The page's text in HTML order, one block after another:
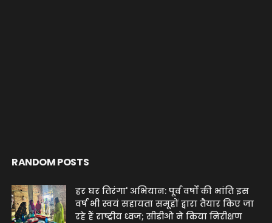
RANDOM POSTS
हर घर तिरंगा' अभियान: पूर्व वर्षों की भांति इस
वर्ष भी स्वयं सहायता समूहों द्वारा तैयार किए जा
रहे हैं राष्ट्रीय ध्वज; सीडीओ ने किया निरीक्षण